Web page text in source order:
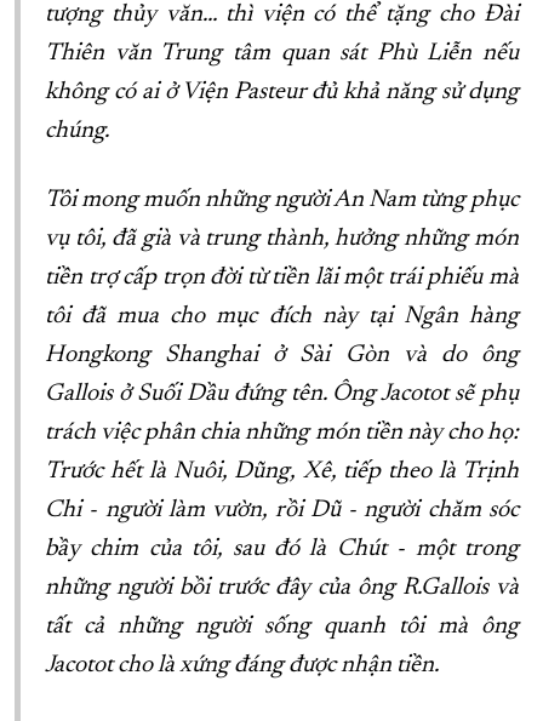
tượng thủy văn… thì viện có thể tặng cho Đài
Thiên văn Trung tâm quan sát Phù Liễn nếu
không có ai ở Viện Pasteur đủ khả năng sử dụng
chúng.
Tôi mong muốn những người An Nam từng phục
vụ tôi, đã già và trung thành, hưởng những món
tiền trợ cấp trọn đời từ tiền lãi một trái phiếu mà
tôi đã mua cho mục đích này tại Ngân hàng
Hongkong Shanghai ở Sài Gòn và do ông
Gallois ở Suối Dầu đứng tên. Ông Jacotot sẽ phụ
trách việc phân chia những món tiền này cho họ:
Trước hết là Nuôi, Dũng, Xê, tiếp theo là Trịnh
Chi - người làm vườn, rồi Dũ - người chăm sóc
bầy chim của tôi, sau đó là Chút - một trong
những người bồi trước đây của ông R.Gallois và
tất cả những người sống quanh tôi mà ông
Jacotot cho là xứng đáng được nhận tiền.